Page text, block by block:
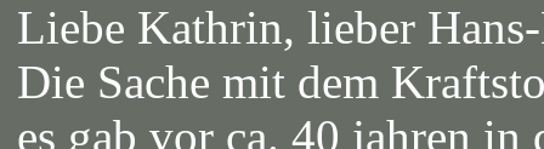
Liebe Kathrin, lieber
Die Sache mit dem
es gab vor ca. 40 jahren